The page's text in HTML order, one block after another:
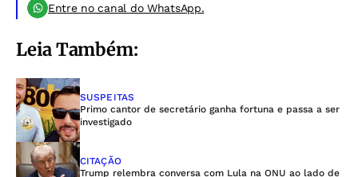
Entre no canal do WhatsApp.
Leia Também:
SUSPEITAS
Primo cantor de secretário ganha fortuna e passa a ser
investigado
CITAÇÃO
Trump relembra conversa com Lula na ONU ao lado de